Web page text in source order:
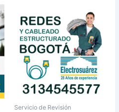
Servicio de Revisión